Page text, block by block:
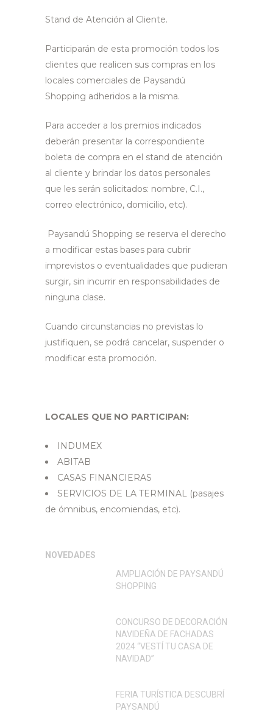
Stand de Atención al Cliente.
Participarán de esta promoción todos los
clientes que realicen sus compras en los
locales comerciales de Paysandú
Shopping adheridos a la misma.
Para acceder a los premios indicados
deberán presentar la correspondiente
boleta de compra en el stand de atención
al cliente y brindar los datos personales
que les serán solicitados: nombre, C.I.,
correo electrónico, domicilio, etc).
Paysandú Shopping se reserva el derecho
a modificar estas bases para cubrir
imprevistos o eventualidades que pudieran
surgir, sin incurrir en responsabilidades de
ninguna clase.
Cuando circunstancias no previstas lo
justifiquen, se podrá cancelar, suspender o
modificar esta promoción.
LOCALES QUE NO PARTICIPAN:
INDUMEX
ABITAB
CASAS FINANCIERAS
SERVICIOS DE LA TERMINAL (pasajes
de ómnibus, encomiendas, etc).
NOVEDADES
AMPLIACIÓN DE PAYSANDÚ
SHOPPING
CONCURSO DE DECORACIÓN
NAVIDEÑA DE FACHADAS
2024 “VESTÍ TU CASA DE
NAVIDAD”
FERIA TURÍSTICA DESCUBRÍ
PAYSANDÚ